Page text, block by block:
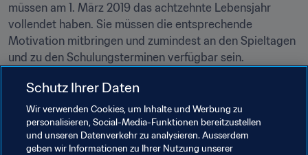
müssen am 1. März 2019 das achtzehnte Lebensjahr
vollendet haben. Sie müssen die entsprechende
Motivation mitbringen und zumindest an den Spieltagen
und zu den Schulungsterminen verfügbar sein.
Werden Sie Volunteer!
mehr. Alle Infos dazu und zum Anmeldeverfahren finden
Sie HIER.
Schutz Ihrer Daten
Wir verwenden Cookies, um Inhalte und Werbung zu
personalisieren, Social-Media-Funktionen bereitzustellen
und unseren Datenverkehr zu analysieren. Ausserdem
geben wir Informationen zu Ihrer Nutzung unserer